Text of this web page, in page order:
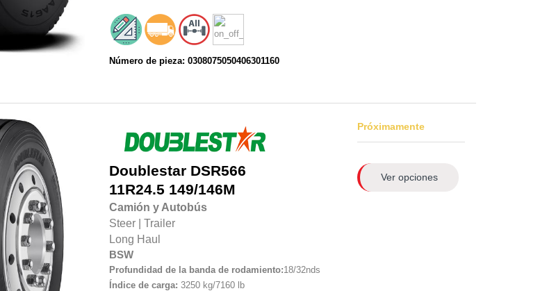
Número de pieza: 0308075050406301160
Doublestar DSR566
11R24.5 149/146M
Camión y Autobús
Steer| Trailer
Long Haul
BSW
Profundidad de la banda de rodamiento:18/32nds
Índice de carga: 3250 kg/7160 lb
Próximamente
Ver opciones